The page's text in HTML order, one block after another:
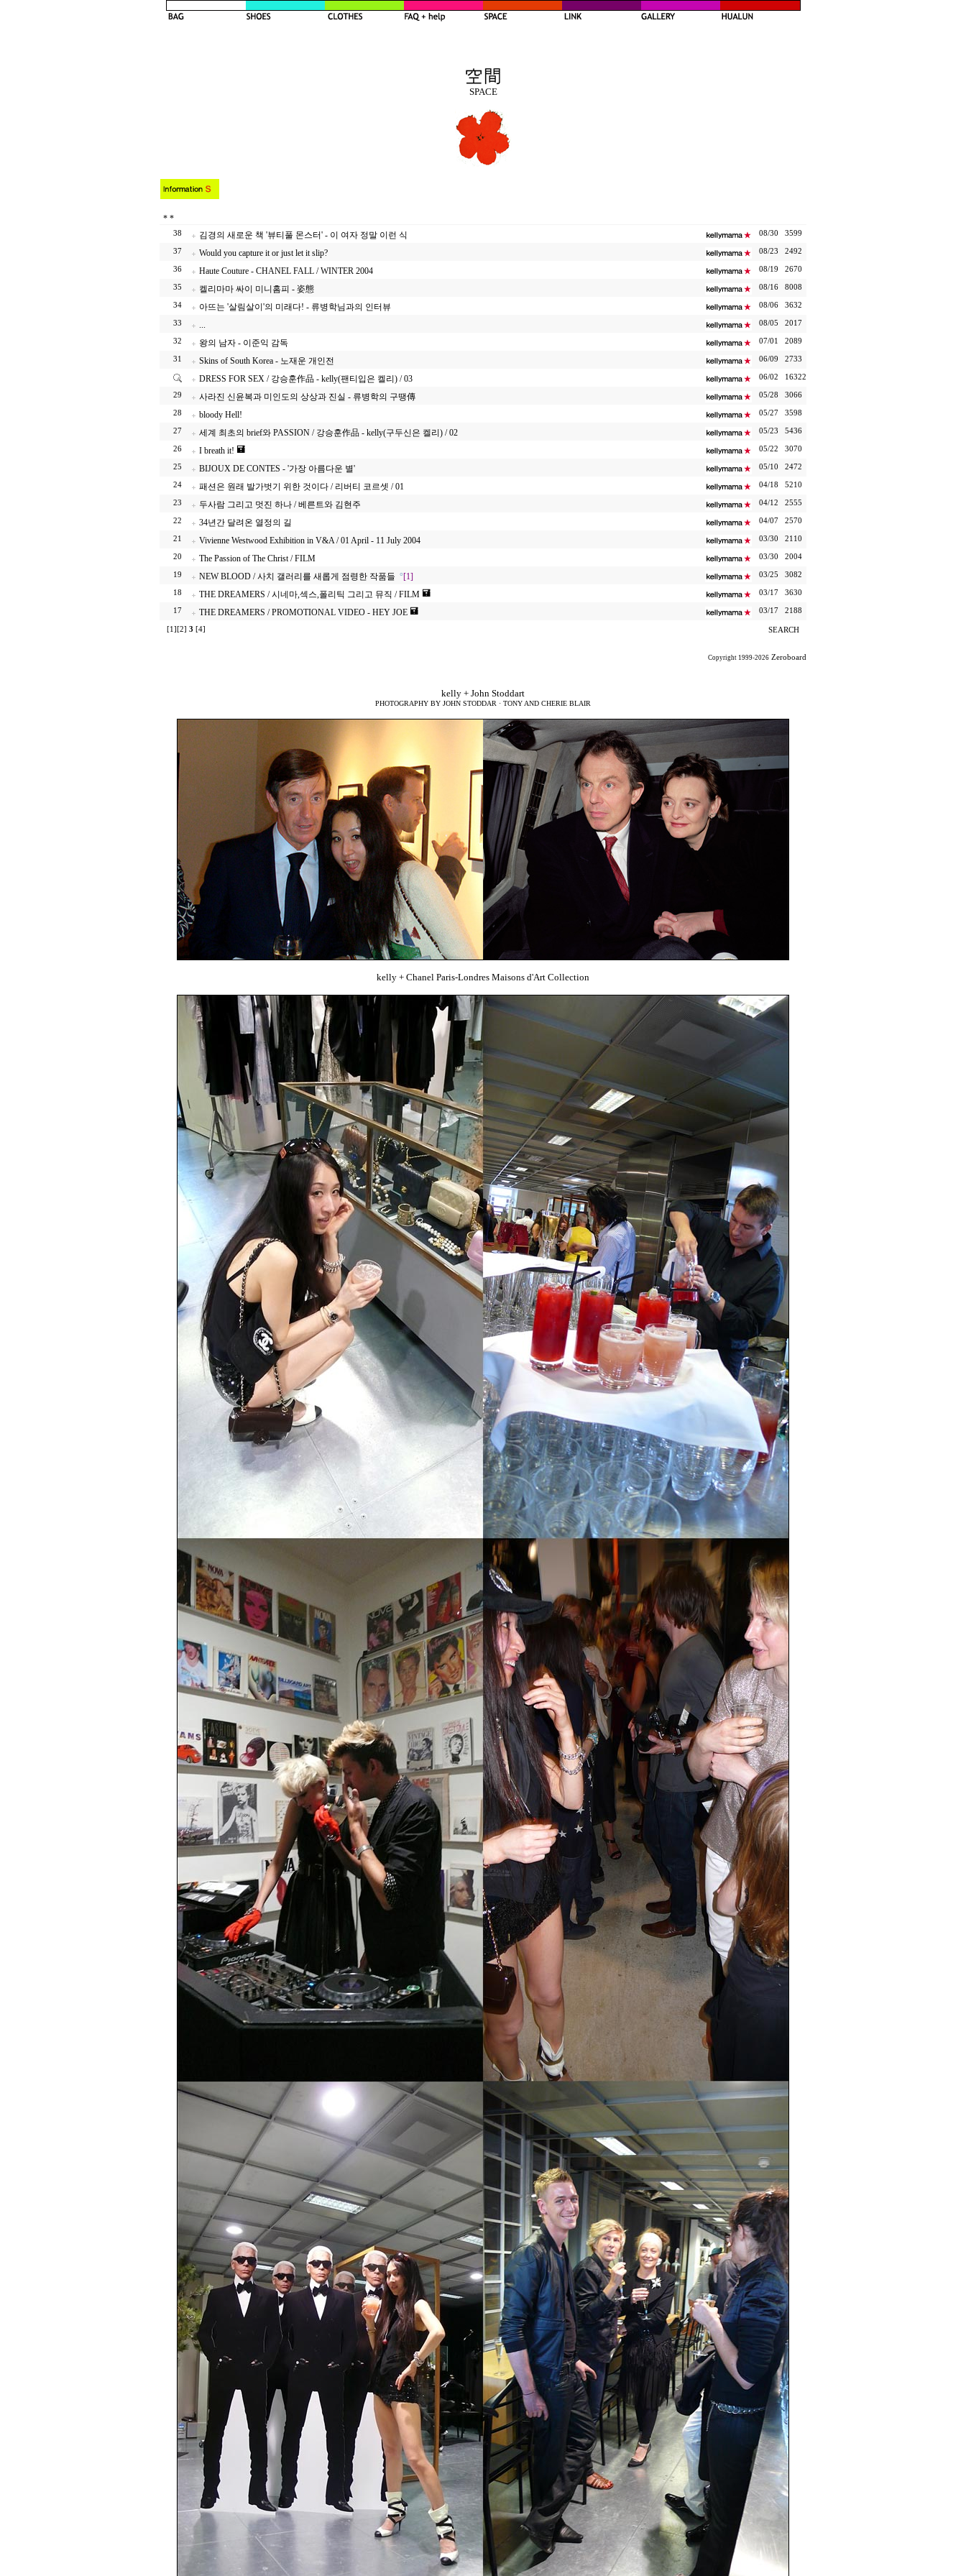
SPACE
* *
38 김경의 새로운 책 '뷰티풀 몬스터' - 이 여자 정말 이런 식 08/30 3599
37 Would you capture it or just let it slip? 08/23 2492
36 Haute Couture - CHANEL FALL / WINTER 2004 08/19 2670
35 켈리마마 싸이 미니홈피 - 姿態 08/16 8008
34 아뜨는 '살림살이'의 미래다! - 류병학님과의 인터뷰 08/06 3632
33 ... 08/05 2017
32 왕의 남자 - 이준익 감독 07/01 2089
31 Skins of South Korea - 노재운 개인전 06/09 2733
DRESS FOR SEX / 강승훈作品 - kelly(팬티입은 켈리) / 03 06/02 16322
29 사라진 신윤복과 미인도의 상상과 진실 - 류병학의 구땡傳 05/28 3066
28 bloody Hell! 05/27 3598
27 세계 최초의 brief와 PASSION / 강승훈作品 - kelly(구두신은 켈리) / 02 05/23 5436
26 I breath it! 05/22 3070
25 BIJOUX DE CONTES - '가장 아름다운 별' 05/10 2472
24 패션은 원래 발가벗기 위한 것이다 / 리버티 코르셋 / 01 04/18 5210
23 두사람 그리고 멋진 하나 / 베른트와 김현주 04/12 2555
22 34년간 달려온 열정의 길 04/07 2570
21 Vivienne Westwood Exhibition in V&A / 01 April - 11 July 2004 03/30 2110
20 The Passion of The Christ / FILM 03/30 2004
19 NEW BLOOD / 사치 갤러리를 새롭게 점령한 작품들 °[1] 03/25 3082
18 THE DREAMERS / 시네마,섹스,폴리틱 그리고 뮤직 / FILM 03/17 3630
17 THE DREAMERS / PROMOTIONAL VIDEO - HEY JOE 03/17 2188
[1] [2] 3 [4] SEARCH
Copyright 1999-2026 Zeroboard
kelly + John Stoddart
PHOTOGRAPHY BY JOHN STODDAR · TONY AND CHERIE BLAIR
kelly + Chanel Paris-Londres Maisons d'Art Collection